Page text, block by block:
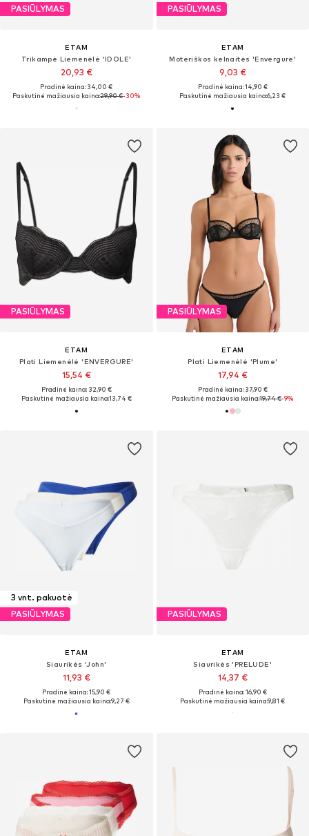
PASIŪLYMAS
ETAM
Trikampė Liemenėlė 'IDOLE'
20,93 €
Pradinė kaina: 34,00 €
Paskutinė mažiausia kaina:29,90 €-30%
PASIŪLYMAS
ETAM
Moteriškos kelnaitės 'Envergure'
9,03 €
Pradinė kaina: 14,90 €
Paskutinė mažiausia kaina:6,23 €
PASIŪLYMAS
ETAM
Plati Liemenėlė 'ENVERGURE'
15,54 €
Pradinė kaina: 32,90 €
Paskutinė mažiausia kaina:13,74 €
PASIŪLYMAS
ETAM
Plati Liemenėlė 'Plume'
17,94 €
Pradinė kaina: 37,90 €
Paskutinė mažiausia kaina:19,74 €-9%
3 vnt. pakuotė
PASIŪLYMAS
ETAM
Siaurikės 'John'
11,93 €
Pradinė kaina: 15,90 €
Paskutinė mažiausia kaina:9,27 €
PASIŪLYMAS
ETAM
Siaurikės 'PRELUDE'
14,37 €
Pradinė kaina: 16,90 €
Paskutinė mažiausia kaina:9,81 €